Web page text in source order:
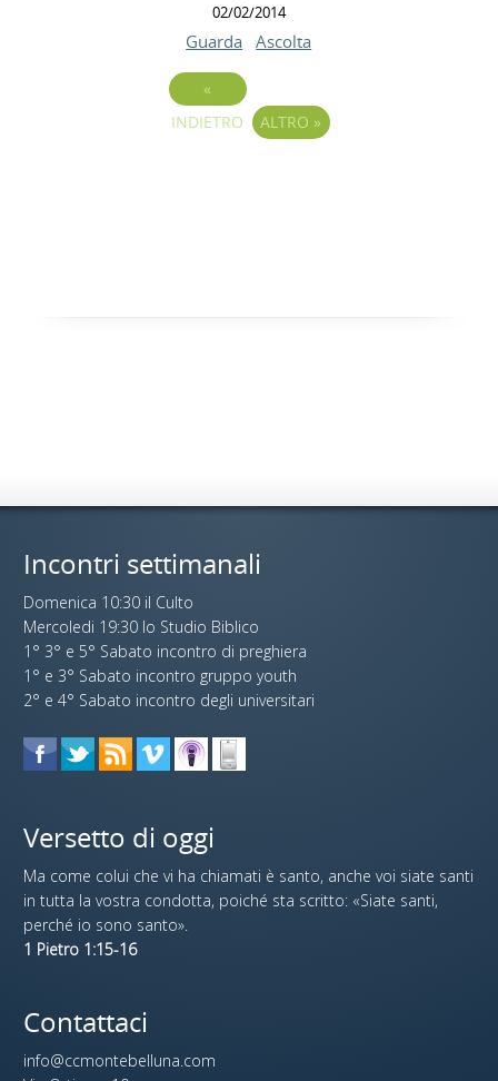
02/02/2014
Guarda Ascolta
«
INDIETRO
ALTRO »
Incontri settimanali
Domenica 10:30 il Culto
Mercoledi 19:30 lo Studio Biblico
1° 3° e 5° Sabato incontro di preghiera
1° e 3° Sabato incontro gruppo youth
2° e 4° Sabato incontro degli universitari
Versetto di oggi
Ma come colui che vi ha chiamati è santo, anche voi siate santi
in tutta la vostra condotta, poiché sta scritto: «Siate santi,
perché io sono santo».
1 Pietro 1:15-16
Contattaci
info@ccmontebelluna.com